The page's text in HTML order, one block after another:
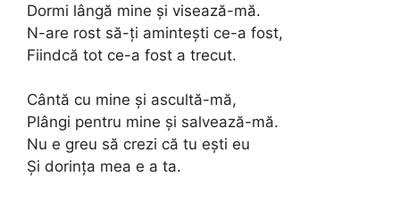
Dormi lângă mine și visează-mă.
N-are rost să-ți amintești ce-a fost,
Fiindcă tot ce-a fost a trecut.
Cântă cu mine și ascultă-mă,
Plângi pentru mine și salvează-mă.
Nu e greu să crezi că tu ești eu
Și dorința mea e a ta.